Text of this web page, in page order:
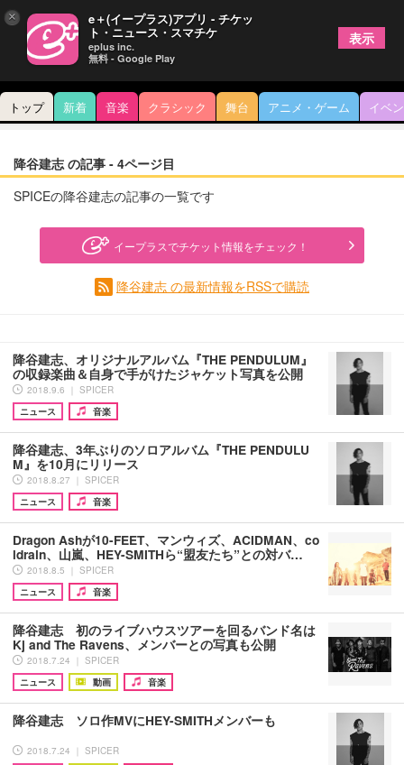
トップ 新着 音楽 クラシック 舞台 アニメ・ゲーム イベ
降谷建志 の記事 - 4ページ目
SPICEの降谷建志の記事の一覧です
イープラスでチケット情報をチェック！
降谷建志 の最新情報をRSSで購読
降谷建志、オリジナルアルバム『THE PENDULUM』
の収録楽曲＆自身で手がけたジャケット写真を公開
2018.9.6 ｜ SPICER
ニュース
音楽
降谷建志、3年ぶりのソロアルバム『THE PENDULU
M』を10月にリリース
2018.8.27 ｜ SPICER
ニュース
音楽
Dragon Ashが10-FEET、マンウィズ、ACIDMAN、co
ldrain、山嵐、HEY-SMITHら“盟友たち”との対バ…
2018.8.5 ｜ SPICER
ニュース
音楽
降谷建志 初のライブハウスツアーを回るバンド名は
Kj and The Ravens、メンバーとの写真も公開
2018.7.24 ｜ SPICER
ニュース
動画 音楽
降谷建志 ソロ作MVにHEY-SMITHメンバーも
2018.7.24 ｜ SPICER
× e＋(イープラス)アプリ - チケッ
ト・ニュース・スマチケ
eplus inc.
無料 - Google Play
表示